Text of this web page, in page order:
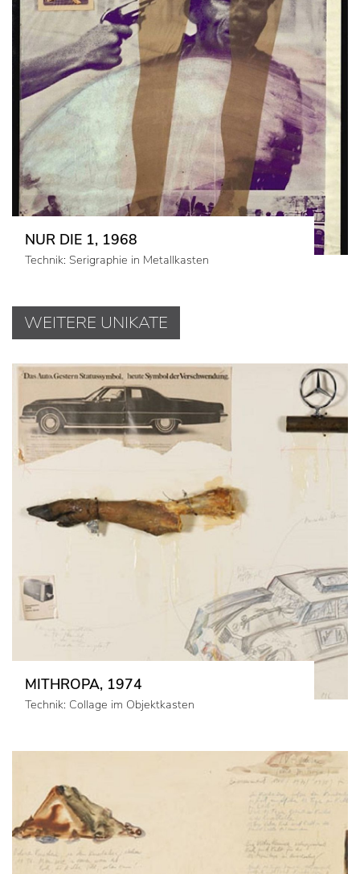
NUR DIE 1, 1968
Technik: Serigraphie in Metallkasten
WEITERE UNIKATE
MITHROPA, 1974
Technik: Collage im Objektkasten